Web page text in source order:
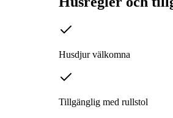
Husdjur välkomna
Tillgänglig med rullstol